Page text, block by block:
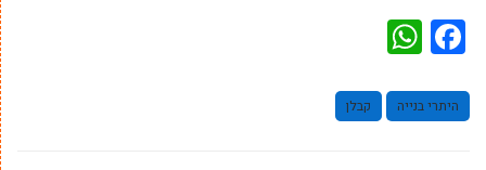
Facebook
היתרי בנייה קבלן